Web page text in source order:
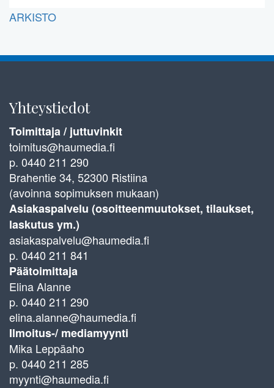
ARKISTO
Yhteystiedot
Toimittaja / juttuvinkit
toimitus@haumedia.fi
p. 0440 211 290
Brahentie 34, 52300 Ristiina
(avoinna sopimuksen mukaan)
Asiakaspalvelu (osoitteenmuutokset, tilaukset,
laskutus ym.)
asiakaspalvelu@haumedia.fi
p. 0440 211 841
Päätoimittaja
Elina Alanne
p. 0440 211 290
elina.alanne@haumedia.fi
Ilmoitus-/ mediamyynti
Mika Leppäaho
p. 0440 211 285
myynti@haumedia.fi